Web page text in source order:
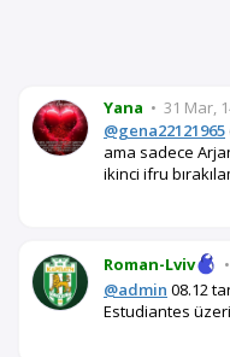
Yana • 31 Mar,
@gena22121965
ama sadece
ikinci ifru
Roman-Lviv •
@admin 08.12
Estudiantes